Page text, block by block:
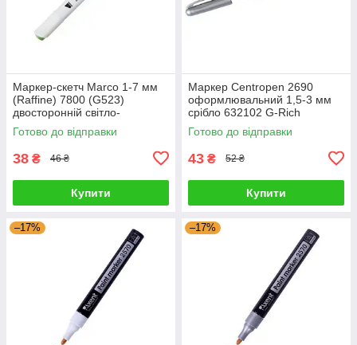
Маркер-скетч Marco 1-7 мм
(Raffine) 7800 (G523)
двосторонній світло-
оливковий 622816 G-Rich
Готово до відправки
38 ₴ 46 ₴
Купити
Маркер Centropen 2690
оформлювальний 1,5-3 мм
срібло 632102 G-Rich
Готово до відправки
43 ₴ 52 ₴
Купити
–17% –17%